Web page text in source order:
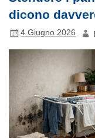
dicono
4 Giugno 2026